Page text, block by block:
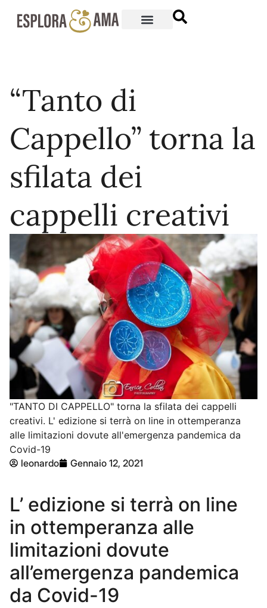
“Tanto di
Cappello” torna la
sfilata dei
cappelli creativi
"TANTO DI CAPPELLO" torna la sfilata dei cappelli
creativi. L' edizione si terrà on line in ottemperanza
alle limitazioni dovute all'emergenza pandemica da
Covid-19
leonardo
Gennaio 12, 2021
L’ edizione si terrà on line
in ottemperanza alle
limitazioni dovute
all’emergenza pandemica
da Covid-19